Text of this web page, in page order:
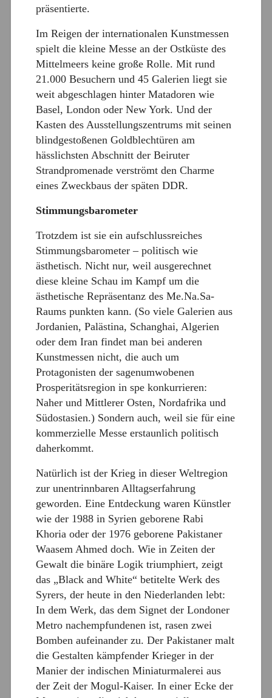
präsentierte.
Im Reigen der internationalen Kunstmessen
spielt die kleine Messe an der Ostküste des
Mittelmeers keine große Rolle. Mit rund
21.000 Besuchern und 45 Galerien liegt sie
weit abgeschlagen hinter Matadoren wie
Basel, London oder New York. Und der
Kasten des Ausstellungszentrums mit seinen
blindgestoßenen Goldblechtüren am
hässlichsten Abschnitt der Beiruter
Strandpromenade verströmt den Charme
eines Zweckbaus der späten DDR.
Stimmungsbarometer
Trotzdem ist sie ein aufschlussreiches
Stimmungsbarometer – politisch wie
ästhetisch. Nicht nur, weil ausgerechnet
diese kleine Schau im Kampf um die
ästhetische Repräsentanz des Me.Na.Sa-
Raums punkten kann. (So viele Galerien aus
Jordanien, Palästina, Schanghai, Algerien
oder dem Iran findet man bei anderen
Kunstmessen nicht, die auch um
Protagonisten der sagenumwobenen
Prosperitätsregion in spe konkurrieren:
Naher und Mittlerer Osten, Nordafrika und
Südostasien.) Sondern auch, weil sie für eine
kommerzielle Messe erstaunlich politisch
daherkommt.
Natürlich ist der Krieg in dieser Weltregion
zur unentrinnbaren Alltagserfahrung
geworden. Eine Entdeckung waren Künstler
wie der 1988 in Syrien geborene Rabi
Khoria oder der 1976 geborene Pakistaner
Waasem Ahmed doch. Wie in Zeiten der
Gewalt die binäre Logik triumphiert, zeigt
das „Black and White“ betitelte Werk des
Syrers, der heute in den Niederlanden lebt:
In dem Werk, das dem Signet der Londoner
Metro nachempfundenen ist, rasen zwei
Bomben aufeinander zu. Der Pakistaner malt
die Gestalten kämpfender Krieger in der
Manier der indischen Miniaturmalerei aus
der Zeit der Mogul-Kaiser. In einer Ecke der